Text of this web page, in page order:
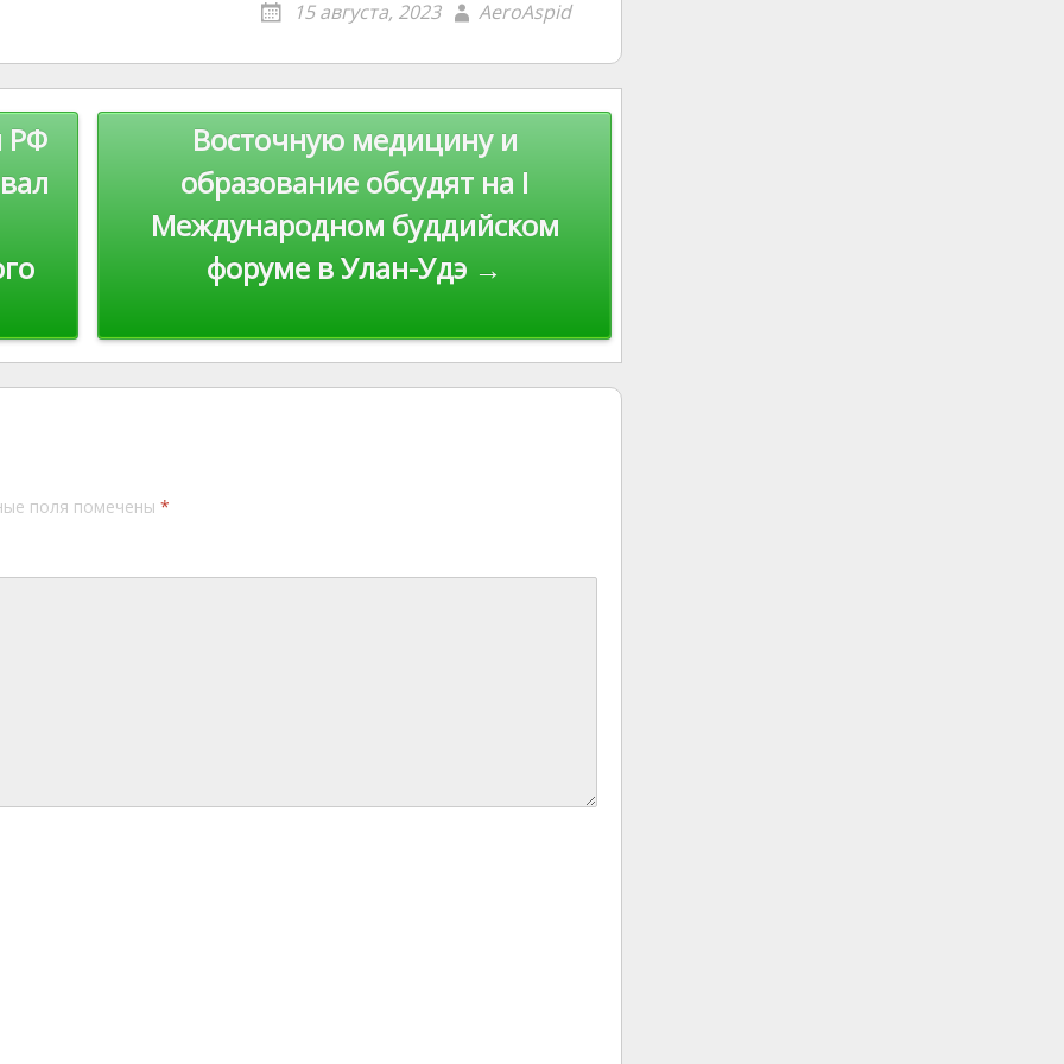
st Li
n
15 августа, 2023 AeroAspid
Восточную медицину и
образование обсудят на I
Международном буддийском
форуме в Улан-Удэ →
РФ
поля помечены *